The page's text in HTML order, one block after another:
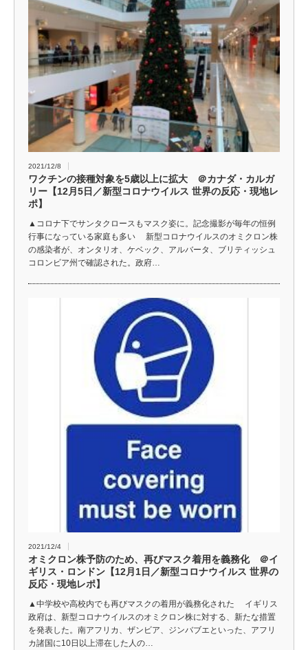
2021/12/8
ワクチンの接種対象を5歳以上に拡大 ＠カナダ・カルガ
リー【12月5日／新型コロナウイルス 世界の反応・現地レ
ポ】
▲コロナ下でサンタクロースもマスク姿に。記念撮影が毎年の恒例
行事になっている家庭も多い 新型コロナウイルスのオミクロン株
の感染者が、オンタリオ、ケベック、アルバータ、ブリティッシュ
コロンビア州で確認された。政府…
2021/12/4
オミクロン株予防のため、再びマスク着用を義務化 ＠イ
ギリス・ロンドン【12月1日／新型コロナウイルス 世界の
反応・現地レポ】
▲中学校や高校内でも再びマスクの着用が義務化された イギリス
政府は、新型コロナウイルスのオミクロン株に対する、新たな措置
を発表した。南アフリカ、ザンビア、ジンバブエといった、アフリ
カ諸国に10日以上滞在した人の…